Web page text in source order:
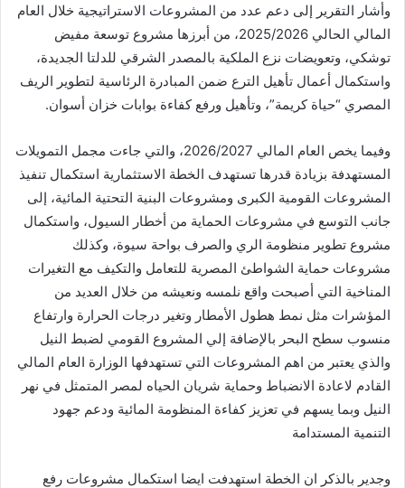
وأشار التقرير إلى دعم عدد من المشروعات الاستراتيجية خلال العام
المالي الحالي 2025/2026، من أبرزها مشروع توسعة مفيض
توشكي، وتعويضات نزع الملكية بالمصدر الشرقي للدلتا الجديدة،
واستكمال أعمال تأهيل الترع ضمن المبادرة الرئاسية لتطوير الريف
المصري “حياة كريمة”، وتأهيل ورفع كفاءة بوابات خزان أسوان.
وفيما يخص العام المالي 2026/2027، والتي جاءت مجمل التمويلات
المستهدفة بزيادة قدرها تستهدف الخطة الاستثمارية استكمال تنفيذ
المشروعات القومية الكبرى ومشروعات البنية التحتية المائية، إلى
جانب التوسع في مشروعات الحماية من أخطار السيول، واستكمال
مشروع تطوير منظومة الري والصرف بواحة سيوة، وكذلك
مشروعات حماية الشواطئ المصرية للتعامل والتكيف مع التغيرات
المناخية التي أصبحت واقع نلمسه ونعيشه من خلال العديد من
المؤشرات مثل نمط هطول الأمطار وتغير درجات الحرارة وارتفاع
منسوب سطح البحر بالإضافة إلي المشروع القومي لضبط النيل
والذي يعتبر من اهم المشروعات التي تستهدفها الوزارة العام المالي
القادم لاعادة الانضباط وحماية شريان الحياه لمصر المتمثل في نهر
النيل وبما يسهم في تعزيز كفاءة المنظومة المائية ودعم جهود
التنمية المستدامة
وجدير بالذكر ان الخطة استهدفت ايضا استكمال مشروعات رفع